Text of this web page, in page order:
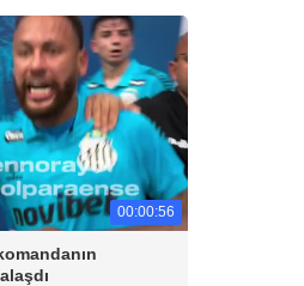
00:00:56